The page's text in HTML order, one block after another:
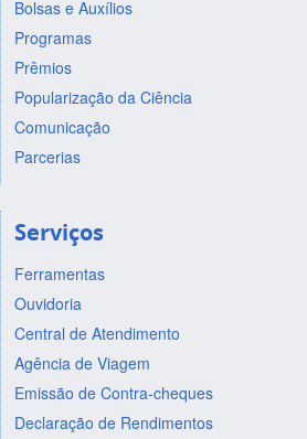
Bolsas e Auxílios
Programas
Prêmios
Popularização da Ciência
Comunicação
Parcerias
Serviços
Ferramentas
Ouvidoria
Central de Atendimento
Agência de Viagem
Emissão de Contra-cheques
Declaração de Rendimentos